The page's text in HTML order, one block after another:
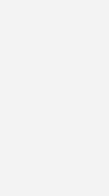
/ 石川)
サンゼルス )
＋ART
/ 長野)